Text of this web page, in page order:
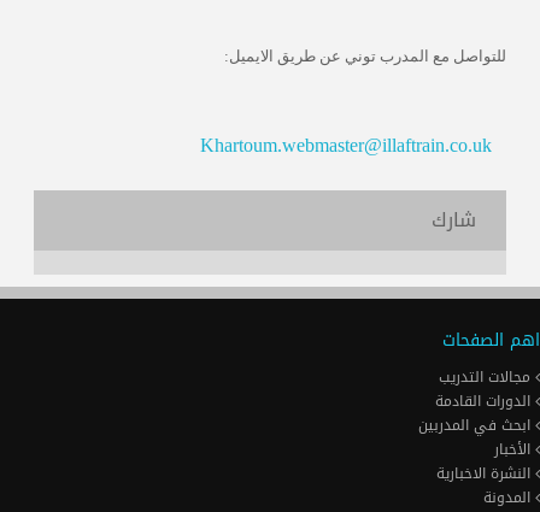
للتواصل مع المدرب توني عن طريق الايميل:
Khartoum.webmaster@illaftrain.co.uk
شارك
اهم الصفحات
مجالات التدريب
الدورات القادمة
ابحث في المدربين
الأخبار
النشرة الاخبارية
المدونة